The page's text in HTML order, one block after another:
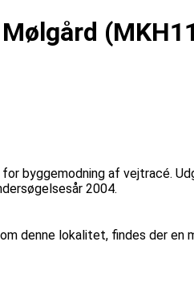
byggemodning af vejtracé.
2004.
denne lokalitet, findes der en